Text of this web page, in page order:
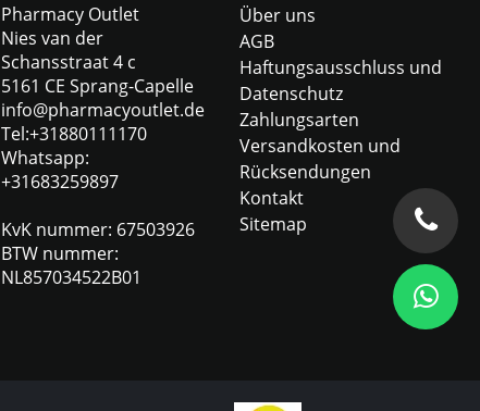
Pharmacy Outlet
Nies van der
Schansstraat 4 c
5161 CE Sprang-Capelle
info@pharmacyoutlet.de
Tel:+31880111170
Whatsapp:
+31683259897
KvK nummer: 67503926
BTW nummer:
NL857034522B01
Über uns
AGB
Haftungsausschluss und
Datenschutz
Zahlungsarten
Versandkosten und
Rücksendungen
Kontakt
Sitemap